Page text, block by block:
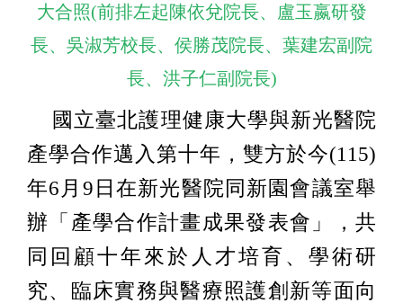
大合照(前排左起陳依兌院長、盧玉嬴研發
長、吳淑芳校長、侯勝茂院長、葉建宏副院
長、洪子仁副院長)
國立臺北護理健康大學與新光醫院
產學合作邁入第十年，雙方於今(115)
年6月9日在新光醫院同新園會議室舉
辦「產學合作計畫成果發表會」，共
同回顧十年來於人才培育、學術研
究、臨床實務與醫療照護創新等面向